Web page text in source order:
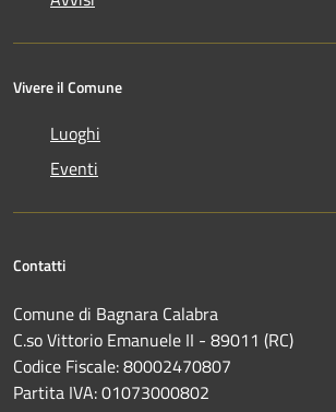
Vivere il Comune
Luoghi
Eventi
Contatti
Comune di Bagnara Calabra
C.so Vittorio Emanuele II - 89011 (RC)
Codice Fiscale:80002470807
Partita IVA:01073000802